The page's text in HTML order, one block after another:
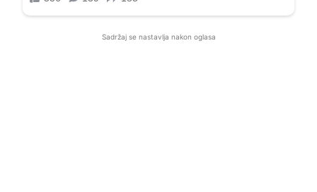
Sadržaj se nastavlja nakon oglasa